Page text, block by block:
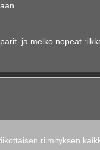
ja melko
riimityksen